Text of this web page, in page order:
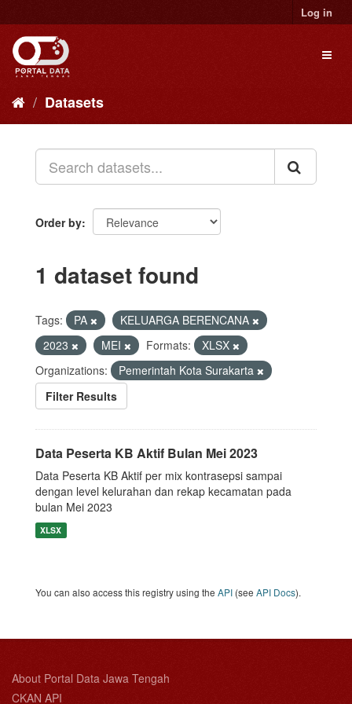
to
content
Log in
Datasets
Order by
1 dataset found
Tags: PA
KELUARGA BERENCANA
2023
MEI Formats:
XLSX
Organizations:
Pemerintah Kota Surakarta
Filter Results
Data Peserta KB Aktif Bulan Mei 2023
Data Peserta KB Aktif per mix kontrasepsi sampai
dengan level kelurahan dan rekap kecamatan pada
bulan Mei 2023
XLSX
You can also access this registry using the API (see API Docs).
About Portal Data Jawa Tengah
CKAN API